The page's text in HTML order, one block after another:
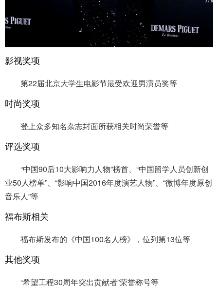
影视奖项
第22届北京大学生电影节最受欢迎男演员奖等
时尚奖项
登上众多知名杂志封面所获相关时尚荣誉等
评选奖项
“中国90后10大影响力人物”榜首、“中国留学人员创新创
业50人榜单”、“影响中国2016年度演艺人物”、“微博年度原创
音乐人”等
福布斯相关
福布斯发布的《中国100名人榜》，位列第13位等
其他奖项
“希望工程30周年突出贡献者”荣誉称号等